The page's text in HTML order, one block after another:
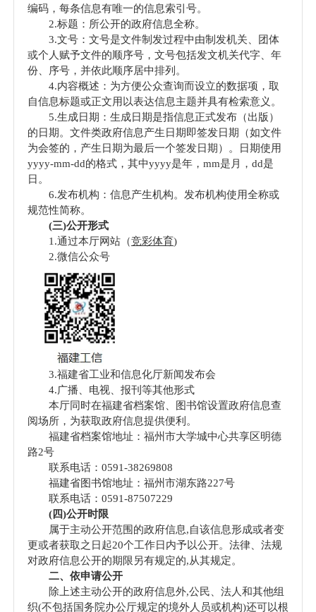
编码，每条信息有唯一的信息索引号。
2.标题：所公开的政府信息全称。
3.文号：文号是文件制发过程中由制发机关、团体
或个人赋予文件的顺序号，文号包括发文机关代字、年
份、序号，并依此顺序居中排列。
4.内容概述：为方便公众查询而设立的数据项，取
自信息标题或正文用以表达信息主题并具有检索意义。
5.生成日期：生成日期是指信息正式发布（出版）
的日期。文件类政府信息产生日期即签发日期（如文件
为会签的，产生日期为最后一个签发日期）。日期使用
yyyy-mm-dd的格式，其中yyyy是年，mm是月，dd是
日。
6.发布机构：信息产生机构。发布机构使用全称或
规范性简称。
(三)公开形式
1.通过本厅网站（竞彩体育)
2.微信公众号
3.福建省工业和信息化厅新闻发布会
4.广播、电视、报刊等其他形式
本厅同时在福建省档案馆、图书馆设置政府信息查
阅场所，为获取政府信息提供便利。
福建省档案馆地址：福州市大学城中心共享区明德
路2号
联系电话：0591-38269808
福建省图书馆地址：福州市湖东路227号
联系电话：0591-87507229
(四)公开时限
属于主动公开范围的政府信息,自该信息形成或者变
更或者获取之日起20个工作日内予以公开。法律、法规
对政府信息公开的期限另有规定的,从其规定。
二、依申请公开
除上述主动公开的政府信息外,公民、法人和其他组
织(不包括国务院办公厅规定的境外人员或机构)还可以根